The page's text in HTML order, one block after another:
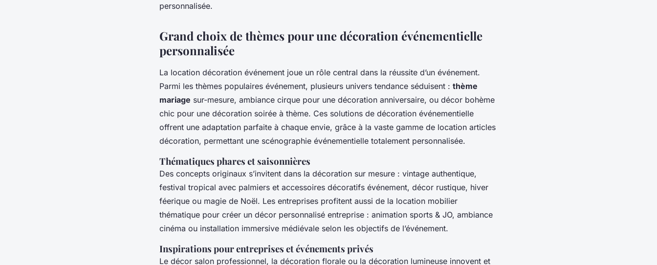
personnalisée.
Grand choix de thèmes pour une décoration événementielle
personnalisée
La location décoration événement joue un rôle central dans la réussite d’un événement.
Parmi les thèmes populaires événement, plusieurs univers tendance séduisent : thème
mariage sur-mesure, ambiance cirque pour une décoration anniversaire, ou décor bohème
chic pour une décoration soirée à thème. Ces solutions de décoration événementielle
offrent une adaptation parfaite à chaque envie, grâce à la vaste gamme de location articles
décoration, permettant une scénographie événementielle totalement personnalisée.
Thématiques phares et saisonnières
Des concepts originaux s’invitent dans la décoration sur mesure : vintage authentique,
festival tropical avec palmiers et accessoires décoratifs événement, décor rustique, hiver
féerique ou magie de Noël. Les entreprises profitent aussi de la location mobilier
thématique pour créer un décor personnalisé entreprise : animation sports & JO, ambiance
cinéma ou installation immersive médiévale selon les objectifs de l’événement.
Inspirations pour entreprises et événements privés
Le décor salon professionnel, la décoration florale ou la décoration lumineuse innovent et